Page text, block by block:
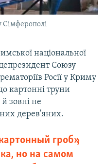
національної
Союзу
Росії у Криму
картонні труни
зовні не
дерев'яних.
гроб»,
но на самом